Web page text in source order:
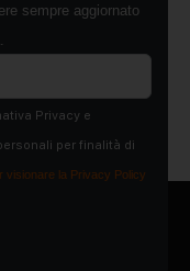
sempre aggiornato
Privacy e
per finalità di
visionare la Privacy Policy